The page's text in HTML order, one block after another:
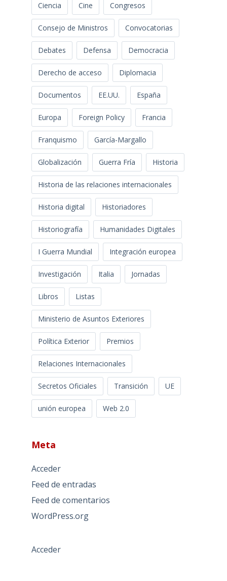
Ciencia Cine Congresos
Consejo de Ministros Convocatorias
Debates Defensa Democracia
Derecho de acceso Diplomacia
Documentos EE.UU. España
Europa Foreign Policy Francia
Franquismo García-Margallo
Globalización Guerra Fría Historia
Historia de las relaciones internacionales
Historia digital Historiadores
Historiografía Humanidades Digitales
I Guerra Mundial Integración europea
Investigación Italia Jornadas
Libros Listas
Ministerio de Asuntos Exteriores
Política Exterior Premios
Relaciones Internacionales
Secretos Oficiales Transición UE
unión europea Web 2.0
Meta
Acceder
Feed de entradas
Feed de comentarios
WordPress.org
Acceder